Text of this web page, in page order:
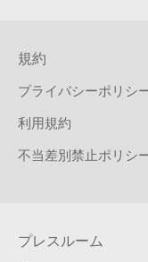
規約
プライバシーポリシ
利用規約
不当差別禁止ポリシ
プレスルーム